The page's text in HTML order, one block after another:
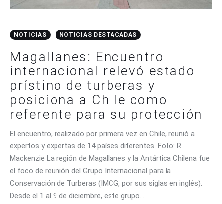
NOTICIAS NOTICIAS DESTACADAS
Magallanes: Encuentro
internacional relevó estado
prístino de turberas y
posiciona a Chile como
referente para su protección
El encuentro, realizado por primera vez en Chile, reunió a
expertos y expertas de 14 países diferentes. Foto: R.
Mackenzie La región de Magallanes y la Antártica Chilena fue
el foco de reunión del Grupo Internacional para la
Conservación de Turberas (IMCG, por sus siglas en inglés).
Desde el 1 al 9 de diciembre, este grupo…